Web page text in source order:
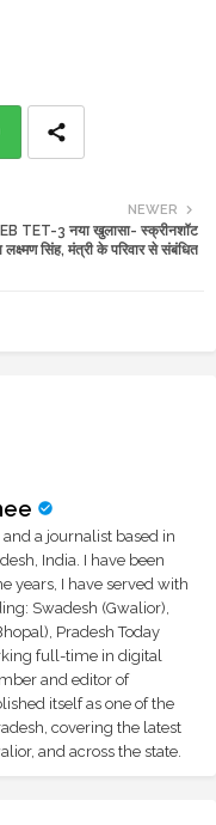
NEWER
TET-3 नया खुलासा- स्क्रीनशॉट
लक्ष्मण सिंह, मंत्री के परिवार से संबंधित
a journalist based in
India. I have been
years, I have served with
Swadesh (Gwalior),
Pradesh Today
full-time in digital
and editor of
itself as one of the
covering the latest
and across the state.